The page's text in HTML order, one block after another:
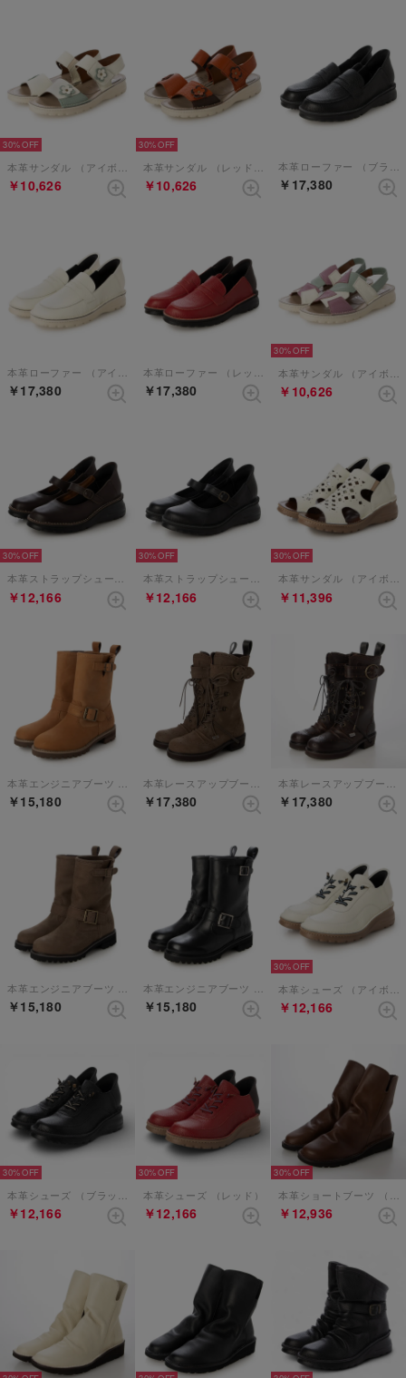
30%
￥10,626
30%
￥10,626 ￥17,380
￥17,380 ￥17,380
30%
￥10,626
30%
本革ストラップシューズ （ダークブラウン）
￥12,166
30%
本革ストラップシューズ （ブラック）
￥12,166
30%
本革サンダル （アイボリー）
￥11,396
本革エンジニアブーツ （ブラウン）
￥15,180
本革レースアップブーツ （オリーヴ）
￥17,380
本革レースアップブーツ （ダークブラウン）
￥17,380
￥15,180 ￥15,180
30%
￥12,166
30%
￥12,166
30%
本革シューズ （レッド）
￥12,166
30%
￥12,936